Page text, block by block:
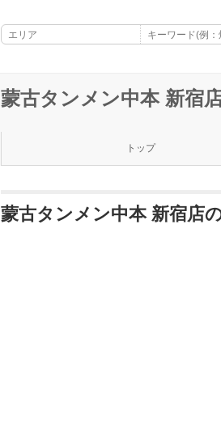
蒙古タンメン中本 新宿
トップ
蒙古タンメン中本 新宿店